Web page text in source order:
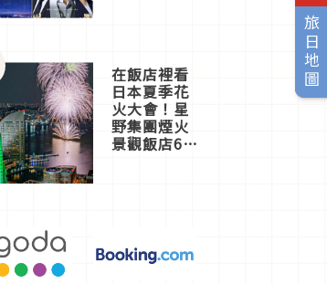
旅日地圖
在飯店裡看
日本夏季花
火大會！星
野集團煙火
景觀飯店6